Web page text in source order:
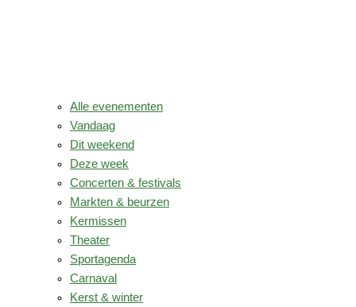
Alle evenementen
Vandaag
Dit weekend
Deze week
Concerten & festivals
Markten & beurzen
Kermissen
Theater
Sportagenda
Carnaval
Kerst & winter